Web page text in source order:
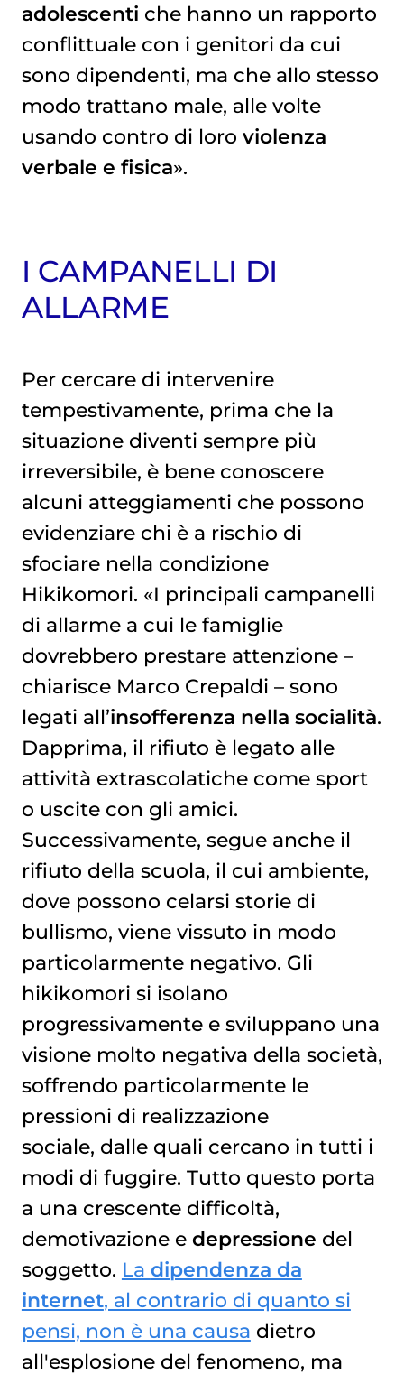
adolescenti che hanno un rapporto
conflittuale con i genitori da cui
sono dipendenti, ma che allo stesso
modo trattano male, alle volte
usando contro di loro violenza
verbale e fisica».
I CAMPANELLI DI
ALLARME
Per cercare di intervenire
tempestivamente, prima che la
situazione diventi sempre più
irreversibile, è bene conoscere
alcuni atteggiamenti che possono
evidenziare chi è a rischio di
sfociare nella condizione
Hikikomori. «I principali campanelli
di allarme a cui le famiglie
dovrebbero prestare attenzione –
chiarisce Marco Crepaldi – sono
legati all’insofferenza nella socialità.
Dapprima, il rifiuto è legato alle
attività extrascolatiche come sport
o uscite con gli amici.
Successivamente, segue anche il
rifiuto della scuola, il cui ambiente,
dove possono celarsi storie di
bullismo, viene vissuto in modo
particolarmente negativo. Gli
hikikomori si isolano
progressivamente e sviluppano una
visione molto negativa della società,
soffrendo particolarmente le
pressioni di realizzazione
sociale, dalle quali cercano in tutti i
modi di fuggire. Tutto questo porta
a una crescente difficoltà,
demotivazione e depressione del
soggetto. La dipendenza da
internet, al contrario di quanto si
pensi, non è una causa dietro
all'esplosione del fenomeno, ma